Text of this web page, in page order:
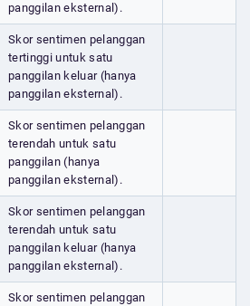
panggilan eksternal).
Skor sentimen pelanggan
tertinggi untuk satu
panggilan keluar (hanya
panggilan eksternal).
Skor sentimen pelanggan
terendah untuk satu
panggilan (hanya
panggilan eksternal).
Skor sentimen pelanggan
terendah untuk satu
panggilan keluar (hanya
panggilan eksternal).
Skor sentimen pelanggan